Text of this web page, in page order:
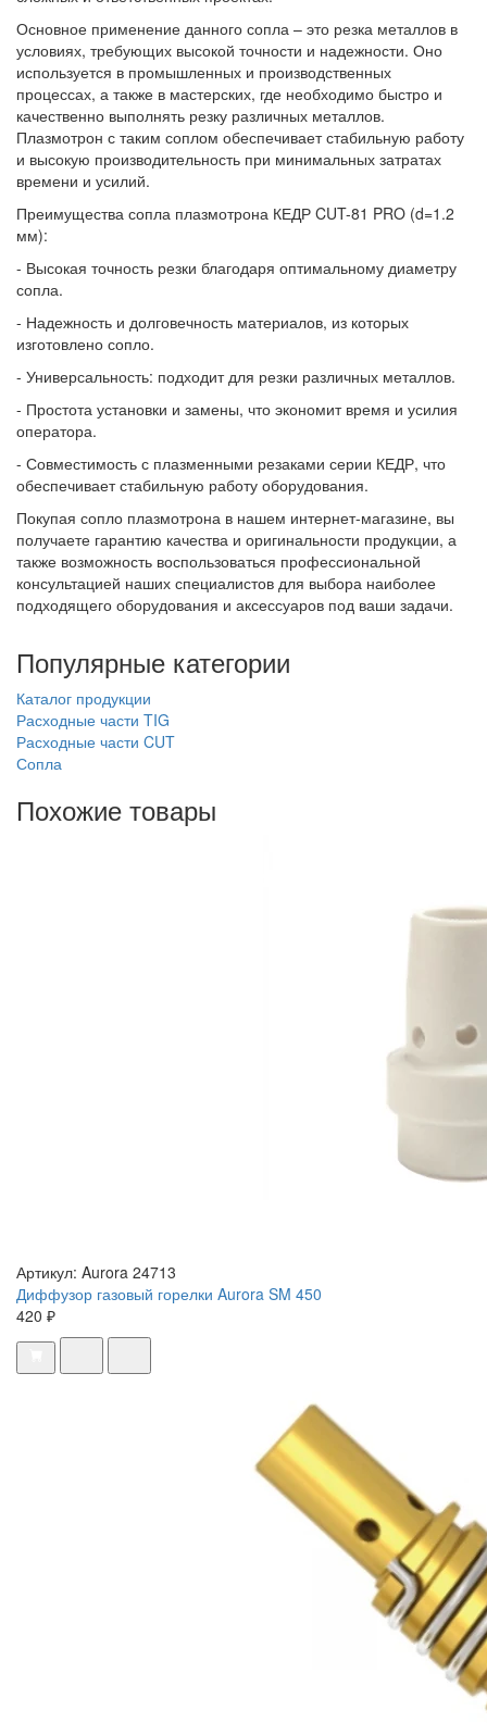
Основное применение данного сопла – это резка металлов в
условиях, требующих высокой точности и надежности. Оно
используется в промышленных и производственных
процессах, а также в мастерских, где необходимо быстро и
качественно выполнять резку различных металлов.
Плазмотрон с таким соплом обеспечивает стабильную работу
и высокую производительность при минимальных затратах
времени и усилий.
Преимущества сопла плазмотрона КЕДР CUT-81 PRO (d=1.2
мм):
- Высокая точность резки благодаря оптимальному диаметру
сопла.
- Надежность и долговечность материалов, из которых
изготовлено сопло.
- Универсальность: подходит для резки различных металлов.
- Простота установки и замены, что экономит время и усилия
оператора.
- Совместимость с плазменными резаками серии КЕДР, что
обеспечивает стабильную работу оборудования.
Покупая сопло плазмотрона в нашем интернет-магазине, вы
получаете гарантию качества и оригинальности продукции, а
также возможность воспользоваться профессиональной
консультацией наших специалистов для выбора наиболее
подходящего оборудования и аксессуаров под ваши задачи.
Популярные категории
Каталог продукции
Расходные части TIG
Расходные части CUT
Сопла
Похожие товары
Артикул: Aurora 24713
Диффузор газовый горелки Aurora SM 450
420 ₽